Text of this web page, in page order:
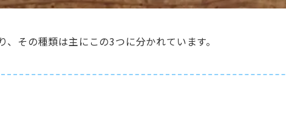
その種類は主にこの3つに分かれています。